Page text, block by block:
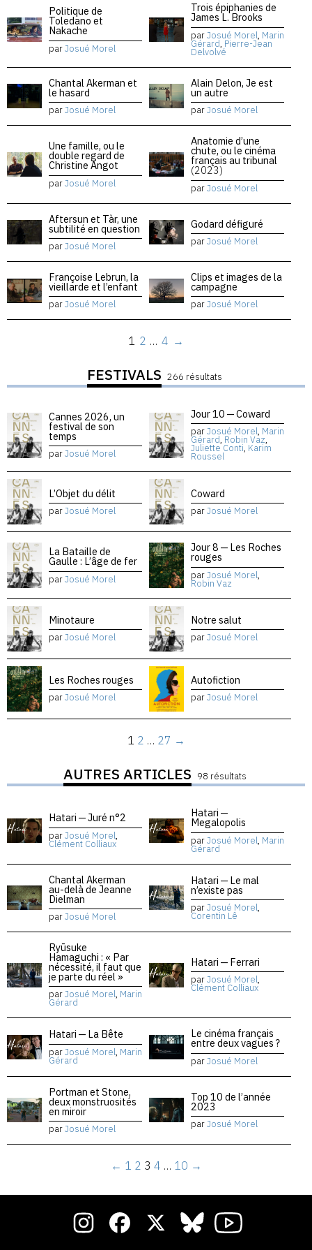
Politique de
Toledano et
Nakache
parJosué Morel
Trois épiphanies de
James L. Brooks
parJosué Morel, Marin
Gérard, Pierre-Jean
Delvolvé
Chantal Akerman et
le hasard
parJosué Morel
Alain Delon, Je est
un autre
parJosué Morel
Une famille, ou le
double regard de
Christine Angot
parJosué Morel
Anatomie d’une
chute, ou le cinéma
français au tribunal
(2023)
parJosué Morel
Aftersun et Tàr, une
subtilité en question
parJosué Morel
Godard défiguré
parJosué Morel
Françoise Lebrun, la
vieillarde et l’enfant
parJosué Morel
Clips et images de la
campagne
parJosué Morel
1 2 … 4 →
FESTIVALS 266 résultats
Cannes 2026, un
festival de son
temps
parJosué Morel
Jour 10 — Coward
parJosué Morel, Marin
Gérard, Robin Vaz,
Juliette Conti, Karim
Roussel
L’Objet du délit
parJosué Morel
Coward
parJosué Morel
La Bataille de
Gaulle : L’âge de fer
parJosué Morel
Jour 8 — Les Roches
rouges
parJosué Morel,
Robin Vaz
Minotaure
parJosué Morel
Notre salut
parJosué Morel
Les Roches rouges
parJosué Morel
Autofiction
parJosué Morel
1 2 … 27 →
AUTRES ARTICLES 98 résultats
Hatari — Juré n°2
parJosué Morel,
Clément Colliaux
Hatari —
Megalopolis
parJosué Morel, Marin
Gérard
Chantal Akerman
au-delà de Jeanne
Dielman
parJosué Morel
Hatari — Le mal
n’existe pas
parJosué Morel,
Corentin Lê
Ryūsuke
Hamaguchi : « Par
nécessité, il faut que
je parte du réel »
parJosué Morel, Marin
Gérard
Hatari — Ferrari
parJosué Morel,
Clément Colliaux
Hatari — La Bête
parJosué Morel, Marin
Gérard
Le cinéma français
entre deux vagues ?
parJosué Morel
Portman et Stone,
deux monstruosités
en miroir
parJosué Morel
Top 10 de l’année
2023
parJosué Morel
← 1 2 3 4 … 10 →